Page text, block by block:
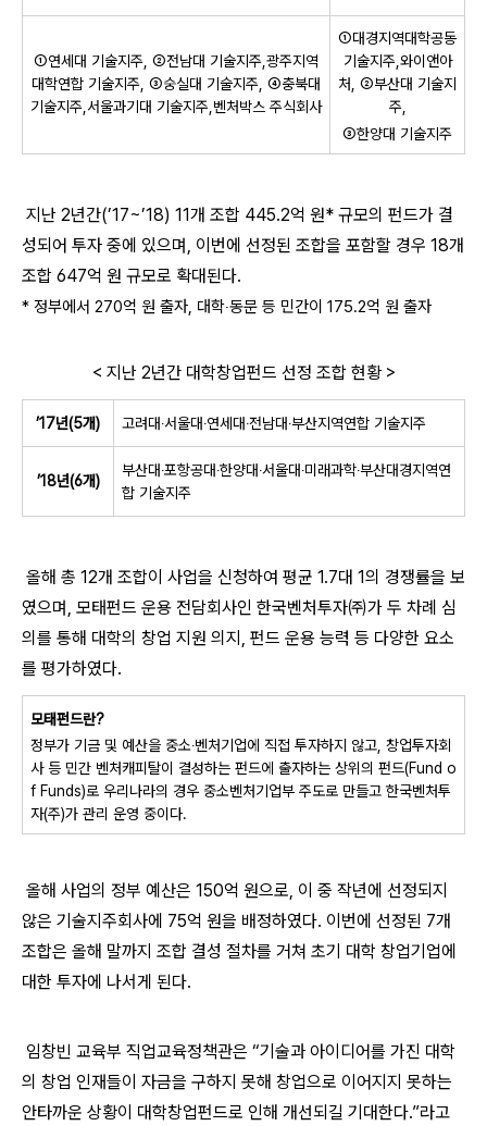
➀연세대 기술지주, ➁전남대 기술지주,광주지역
대학연합 기술지주, ➂숭실대 기술지주, ➃충북대
기술지주,서울과기대 기술지주,벤처박스 주식회사
➀대경지역대학공동
기술지주,와이앤아
처, ➁부산대 기술지
주,
➂한양대 기술지주
지난 2년간(’17~’18) 11개 조합 445.2억 원* 규모의 펀드가 결
성되어 투자 중에 있으며, 이번에 선정된 조합을 포함할 경우 18개
조합 647억 원 규모로 확대된다.
* 정부에서 270억 원 출자, 대학‧동문 등 민간이 175.2억 원 출자
< 지난 2년간 대학창업펀드 선정 조합 현황 >
’17년(5개) 고려대‧서울대‧연세대‧전남대‧부산지역연합 기술지주
’18년(6개)
부산대‧포항공대‧한양대‧서울대‧미래과학‧부산대경지역연
합 기술지주
올해 총 12개 조합이 사업을 신청하여 평균 1.7대 1의 경쟁률을 보
였으며, 모태펀드 운용 전담회사인 한국벤처투자㈜가 두 차례 심
의를 통해 대학의 창업 지원 의지, 펀드 운용 능력 등 다양한 요소
를 평가하였다.
모태펀드란?
정부가 기금 및 예산을 중소‧벤처기업에 직접 투자하지 않고, 창업투자회
사 등 민간 벤처캐피탈이 결성하는 펀드에 출자하는 상위의 펀드(Fund o
f Funds)로 우리나라의 경우 중소벤처기업부 주도로 만들고 한국벤처투
자(주)가 관리 운영 중이다.
올해 사업의 정부 예산은 150억 원으로, 이 중 작년에 선정되지
않은 기술지주회사에 75억 원을 배정하였다. 이번에 선정된 7개
조합은 올해 말까지 조합 결성 절차를 거쳐 초기 대학 창업기업에
대한 투자에 나서게 된다.
임창빈 교육부 직업교육정책관은 “기술과 아이디어를 가진 대학
의 창업 인재들이 자금을 구하지 못해 창업으로 이어지지 못하는
안타까운 상황이 대학창업펀드로 인해 개선되길 기대한다.”라고